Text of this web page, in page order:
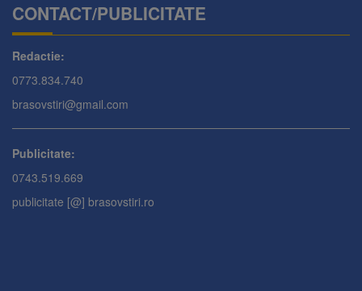
CONTACT/PUBLICITATE
Redactie:
0773.834.740
brasovstiri@gmail.com
Publicitate:
0743.519.669
publicitate [@] brasovstiri.ro